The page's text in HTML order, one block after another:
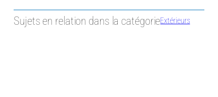
Sujets en relation dans la catégorieExtérieurs